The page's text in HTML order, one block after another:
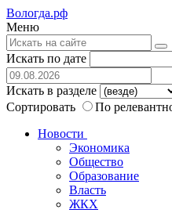
Вологда.рф
Меню
Искать по дате
Искать в разделе
Сортировать
По
Новости
Экономика
Общество
Образование
Власть
ЖКХ